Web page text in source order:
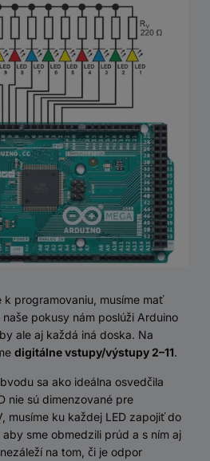
programovaniu, musíme mať
naše pokusy nám poslúži Arduino
ale aj každá iná doska. Na
digitálne vstupy/výstupy 2–11.
sa ako ideálna osvedčila
nie sú dimenzované pre
musíme ku každej LED zapojiť do
, aby sme obmedzili prúd a s ním aj
na tom, či je odpor